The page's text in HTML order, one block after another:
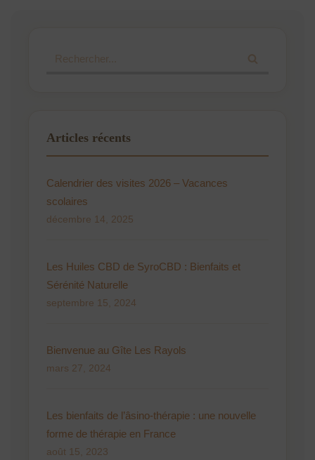
Articles récents
Calendrier des visites 2026 – Vacances
scolaires
décembre 14, 2025
Les Huiles CBD de SyroCBD : Bienfaits et
Sérénité Naturelle
septembre 15, 2024
Bienvenue au Gîte Les Rayols
mars 27, 2024
Les bienfaits de l’âsino-thérapie : une nouvelle
forme de thérapie en France
août 15, 2023